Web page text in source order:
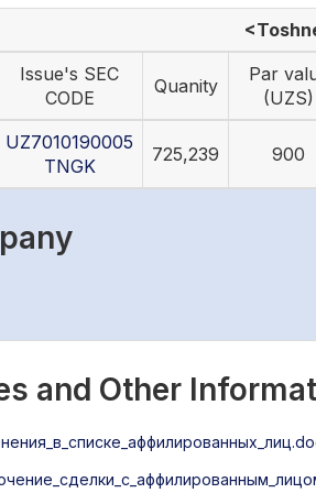
Issue's SEC
CODE
Quanity
Par
(UZS)
UZ7010190005
TNGK
725,239 900
and Other